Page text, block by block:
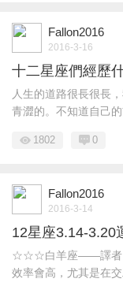
Fallon2016
2016-3-16
十二星座們經歷
人生的道路很長很長
青澀的。不知道自己的
1802 0
Fallon2016
2016-3-14
12星座3.14-3.20
☆☆☆白羊座——譯者：
效率會高，尤其是在交